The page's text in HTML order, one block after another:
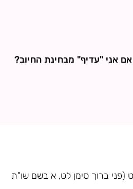
אני "עדיף" מבחינת החיוב?
(פני ברוך סימן לט, א בשם שו"ת